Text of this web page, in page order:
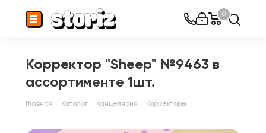
0
Корректор "Sheep" №9463 в
ассортименте 1шт.
Главная Каталог Канцелярия Корректоры